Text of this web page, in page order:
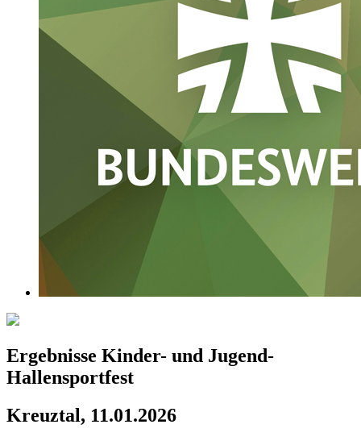
Ergebnisse Kinder- und Jugend-
Hallensportfest
Kreuztal, 11.01.2026